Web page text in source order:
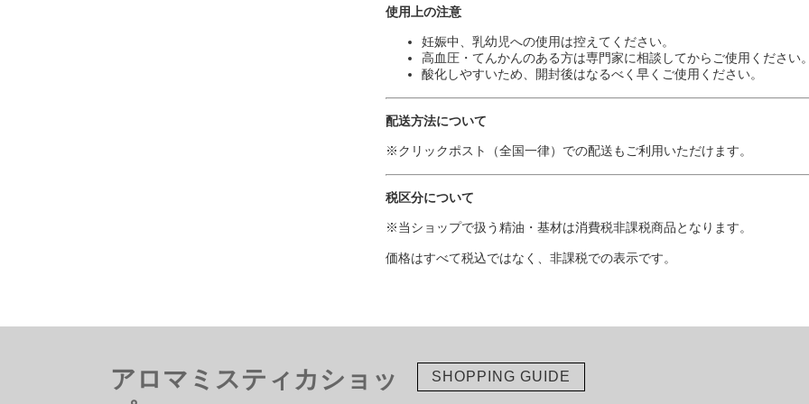
使用上の注意
妊娠中、乳幼児への使用は控えてください。
高血圧・てんかんのある方は専門家に相談してからご使用ください
酸化しやすいため、開封後はなるべく早くご使用ください。
配送方法について
※クリックポスト（全国一律）での配送もご利用いただけます。
税区分について
※当ショップで扱う精油・基材は消費税非課税商品となります。
価格はすべて税込ではなく、非課税での表示です。
SHOPPING GUIDE
アロマミスティカショッ